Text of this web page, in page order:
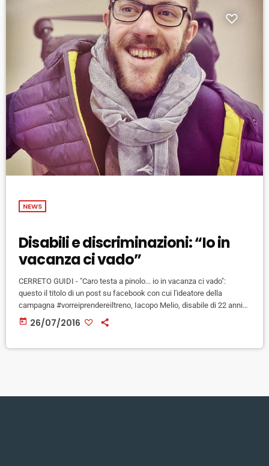
NEWS
Disabili e discriminazioni: “Io in
vacanza ci vado”
CERRETO GUIDI - "Caro testa a pinolo... io in vacanza ci vado":
questo il titolo di un post su facebook con cui l'ideatore della
campagna #vorreiprendereiltreno, Iacopo Melio, disabile di 22 anni
di Cerreto Guidi, risponde alla recensione anonima apparsa su
Tripadvisor, in cui si 'accusa' un villaggio-vacanze abruzzese perché
today 26/07/2016